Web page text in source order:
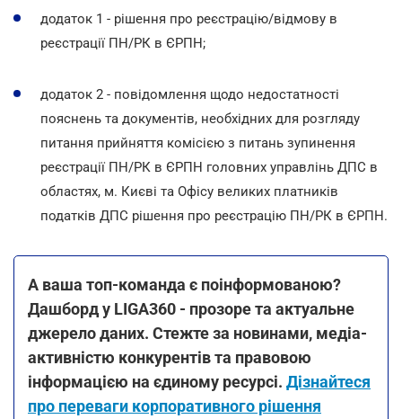
додаток 1 - рішення про реєстрацію/відмову в
реєстрації ПН/РК в ЄРПН;
додаток 2 - повідомлення щодо недостатності
пояснень та документів, необхідних для розгляду
питання прийняття комісією з питань зупинення
реєстрації ПН/РК в ЄРПН головних управлінь ДПС в
областях, м. Києві та Офісу великих платників
податків ДПС рішення про реєстрацію ПН/РК в ЄРПН.
А ваша топ-команда є поінформованою?
Дашборд у LIGA360 - прозоре та актуальне
джерело даних. Стежте за новинами, медіа-
активністю конкурентів та правовою
інформацією на єдиному ресурсі. Дізнайтеся
про переваги корпоративного рішення